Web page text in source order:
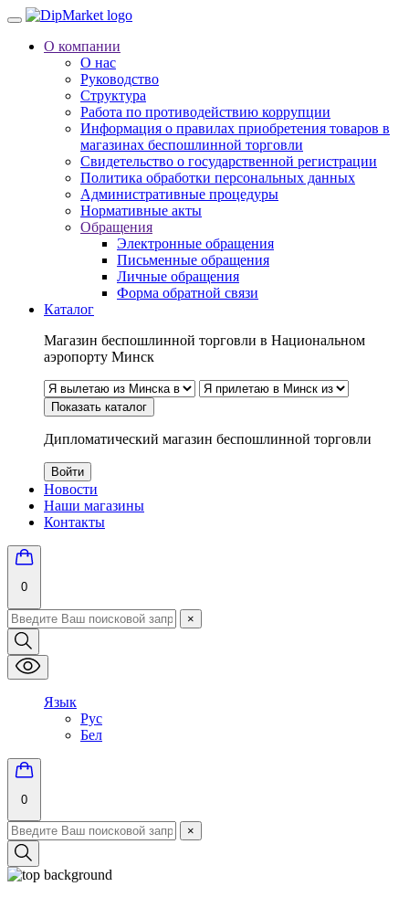
О компании
О нас
Руководство
Структура
Работа по противодействию коррупции
Информация о правилах приобретения товаров в
магазинах беспошлинной торговли
Свидетельство о государственной регистрации
Политика обработки персональных данных
Административные процедуры
Нормативные акты
Обращения
Электронные обращения
Письменные обращения
Личные обращения
Форма обратной связи
Каталог
Магазин беспошлинной торговли в Национальном
аэропорту Минск
Показать каталог
Дипломатический магазин беспошлинной торговли
Войти
Новости
Наши магазины
Контакты
0
×
Язык
Рус
Бел
0
×